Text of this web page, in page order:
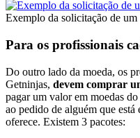
Exemplo da solicitação de
Para os profissionais
Do outro lado da moeda, os
Getninjas, devem comprar
pagar um valor em moedas
ao pedido de alguém que
oferece. Existem 3 pacotes: